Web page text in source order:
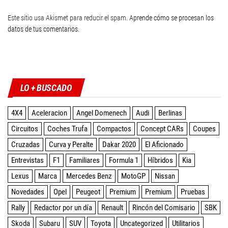
Este sitio usa Akismet para reducir el spam. Aprende cómo se procesan los
datos de tus comentarios.
LO + BUSCADO
4X4 Aceleracion Angel Domenech Audi
Berlinas
Circuitos
Coches Trufa Compactos Concept CARs
Coupes
Cruzadas
Curva y Peralte Dakar 2020
El Aficionado
Entrevistas
F1 Familiares Formula 1 Híbridos
Kia
Lexus
Marca Mercedes Benz MotoGP
Nissan
Novedades
Opel Peugeot Premium Premium
Pruebas
Rally
Redactor por un día Renault Rincón del Comisario
SBK
Skoda
Subaru SUV Toyota Uncategorized Utilitarios